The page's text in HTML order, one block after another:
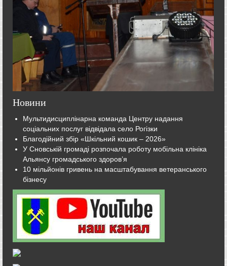
Новини
Мультидисциплінарна команда Центру надання
соціальних послуг відвідала село Рогізки
Благодійний збір «Шкільний кошик – 2026»
У Сновській громаді розпочала роботу мобільна клініка
Альянсу громадського здоров’я
10 мільйонів гривень на масштабування ветеранського
бізнесу